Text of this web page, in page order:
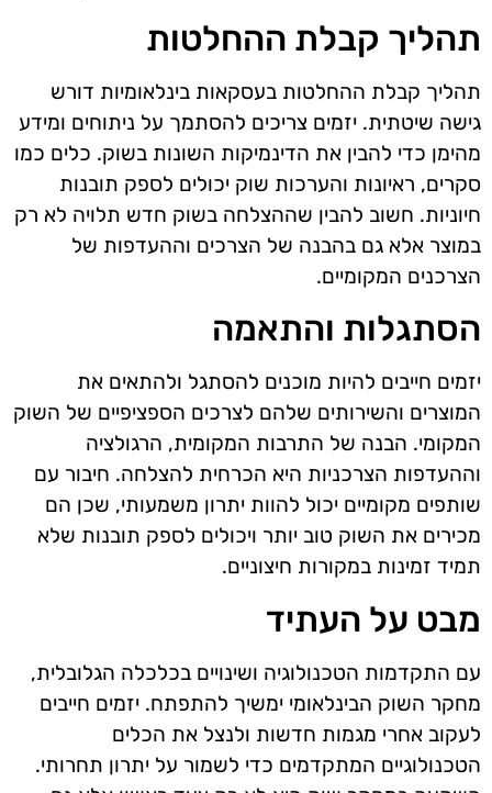
תהליך קבלת ההחלטות
תהליך קבלת ההחלטות בעסקאות בינלאומיות דורש
גישה שיטתית. יזמים צריכים להסתמך על ניתוחים ומידע
מהימן כדי להבין את הדינמיקות השונות בשוק. כלים כמו
סקרים, ראיונות והערכות שוק יכולים לספק תובנות
חיוניות. חשוב להבין שההצלחה בשוק חדש תלויה לא רק
במוצר אלא גם בהבנה של הצרכים וההעדפות של
הצרכנים המקומיים.
הסתגלות והתאמה
יזמים חייבים להיות מוכנים להסתגל ולהתאים את
המוצרים והשירותים שלהם לצרכים הספציפיים של השוק
המקומי. הבנה של התרבות המקומית, הרגולציה
וההעדפות הצרכניות היא הכרחית להצלחה. חיבור עם
שותפים מקומיים יכול להוות יתרון משמעותי, שכן הם
מכירים את השוק טוב יותר ויכולים לספק תובנות שלא
תמיד זמינות במקורות חיצוניים.
מבט על העתיד
עם התקדמות הטכנולוגיה ושינויים בכלכלה הגלובלית,
מחקר השוק הבינלאומי ימשיך להתפתח. יזמים חייבים
לעקוב אחרי מגמות חדשות ולנצל את הכלים
הטכנולוגיים המתקדמים כדי לשמור על יתרון תחרותי.